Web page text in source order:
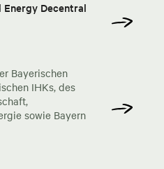
Decentral
Bayerischen
IHKs, des
sowie Bayern